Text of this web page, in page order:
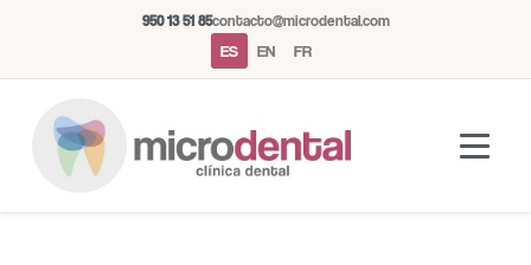
950 13 51 85contacto@microdental.com
ES EN FR